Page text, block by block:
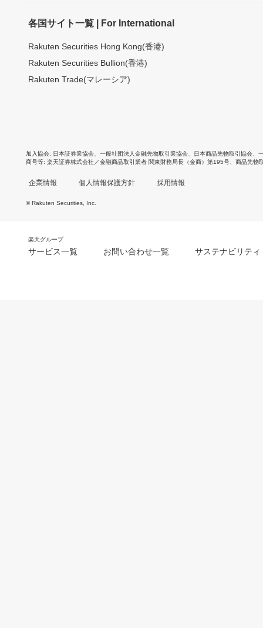
各国サイト一覧 | For International
Rakuten Securities Hong Kong(香港)
Rakuten Securities Bullion(香港)
Rakuten Trade(マレーシア)
加入協会 日本証券業協会 一般社団法人金融先物取引業協会 日本商品先物取引協会
商号等 楽天証券株式会社／金融商品取引業者 関東財務局長（金商）第195号、商品先物
企業情報 個人情報保護方針 採用情報
© Rakuten Securities, Inc.
楽天グループ
サービス一覧 お問い合わせ一覧 サステナビリティ